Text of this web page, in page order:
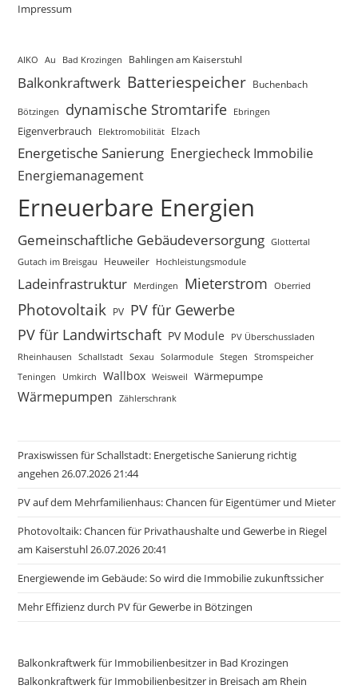
Impressum
AIKO Au Bad Krozingen Bahlingen am Kaiserstuhl
Balkonkraftwerk Batteriespeicher Buchenbach
Bötzingen dynamische Stromtarife Ebringen
Eigenverbrauch Elektromobilität Elzach
Energetische Sanierung Energiecheck Immobilie
Energiemanagement
Erneuerbare Energien
Gemeinschaftliche Gebäudeversorgung Glottertal
Gutach im Breisgau
Heuweiler Hochleistungsmodule
Ladeinfrastruktur Merdingen Mieterstrom Oberried
Photovoltaik PV PV für Gewerbe
PV für Landwirtschaft PV Module
PV Überschussladen
Rheinhausen
Schallstadt Sexau Solarmodule Stegen
Stromspeicher
Teningen
Umkirch Wallbox Weisweil Wärmepumpe
Wärmepumpen Zählerschrank
Praxiswissen für Schallstadt: Energetische Sanierung richtig
angehen 26.07.2026 21:44
PV auf dem Mehrfamilienhaus: Chancen für Eigentümer und Mieter
Photovoltaik: Chancen für Privathaushalte und Gewerbe in Riegel
am Kaiserstuhl 26.07.2026 20:41
Energiewende im Gebäude: So wird die Immobilie zukunftssicher
Mehr Effizienz durch PV für Gewerbe in Bötzingen
Balkonkraftwerk für Immobilienbesitzer in Bad Krozingen
Balkonkraftwerk für Immobilienbesitzer in Breisach am Rhein